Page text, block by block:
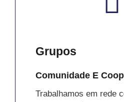
Grupos
Comunidade E
Trabalhamos em rede